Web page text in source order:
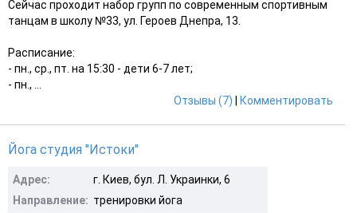
Сейчас проходит набор групп по современным спортивным
танцам в школу №33, ул. Героев Днепра, 13.
Расписание:
- пн., ср., пт. на 15:30 - дети 6-7 лет;
- пн., ...
Отзывы (7)
Комментировать
Йога студия "Истоки"
Адрес:
г. Киев, бул. Л. Украинки, 6
Направление: тренировки йога